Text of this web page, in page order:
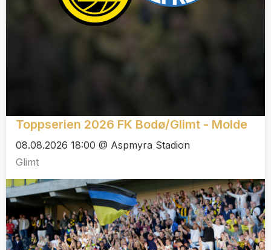
Toppserien 2026 FK Bodø/Glimt - Molde
08.08.2026 18:00 @ Aspmyra Stadion
Glimt